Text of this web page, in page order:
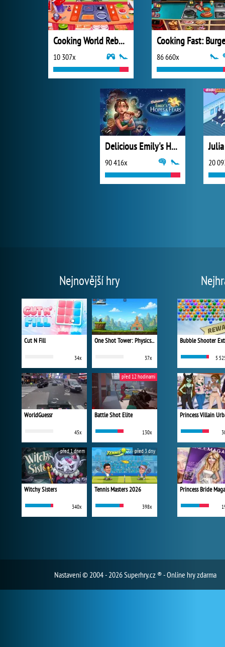
Cooking World Reborn
10 307x 86 660x
Delicious Emily's Hopes & Fears
90 416x 20
Nejnovější hry
Cut N Fill
34x
One Shot Tower: Physics Destroyer
37x
WorldGuessr
45x
Battle Shot Elite
130x
před 12 hodinami
Witchy Sisters
340x
před 1 dnem
Tennis Masters 2026
398x
před 3 dny
Bubble Shooter
5
Princess Bride
Nastavení© 2004 - 2026 Superhry.cz ® - Online hry zdarma